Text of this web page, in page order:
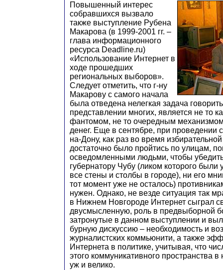
Повышенный интерес
собравшихся вызвало
также выступление Рубена
Макарова (в 1999-2001 гг. –
глава информационного
ресурса Deadline.ru)
«Использование Интернет в
ходе прошедших
региональных выборов».
Следует отметить, что г-ну
Макарову с самого начала
была отведена нелегкая задача
представлении многих, является не то
фантомом, не то очередным
денег. Еще в сентябре, при проведении
на-Дону, как раз во время
достаточно было пройтись по улицам,
осведомленными людьми, чтобы
губернатору Чубу (ликом которого
все стены и столбы в городе), ни его
тот момент уже не осталось)
нужен. Однако, не везде ситуация так
в Нижнем Новгороде Интернет сыграл
двусмысленную, роль в предвыборной
затронутые в данном выступлении и
бурную дискуссию – необходимость и
журналистских коммьюнити, а также
Интернета в политике, учитывая, что
этого коммуникативного пространства
уж и велико.